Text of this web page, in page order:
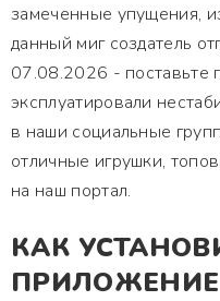
замеченные упущения,
данный миг создатель
07.08.2026 - поставьте
эксплуатировали
в наши социальные
отличные игрушки,
на наш портал.
КАК
ПРИЛОЖЕНИЕ